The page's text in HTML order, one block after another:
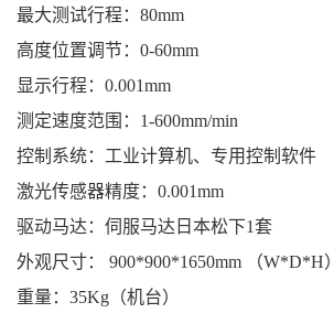
最大测试行程：80mm
高度位置调节：0-60mm
显示行程：0.001mm
测定速度范围：1-600mm/min
控制系统：工业计算机、专用控制软件
激光传感器精度：0.001mm
驱动马达：伺服马达日本松下1套
外观尺寸： 900*900*1650mm （W*D*H）
重量：35Kg（机台）